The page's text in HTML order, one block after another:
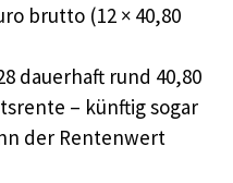
brutto (12 × 40,80
dauerhaft rund 40,80
– künftig sogar
der Rentenwert